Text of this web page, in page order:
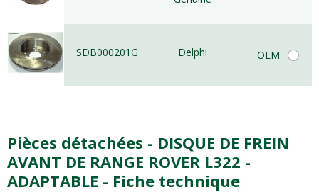
SDB000201G Delphi OEM i
Pièces détachées - DISQUE DE FREIN
AVANT DE RANGE ROVER L322 -
ADAPTABLE - Fiche technique